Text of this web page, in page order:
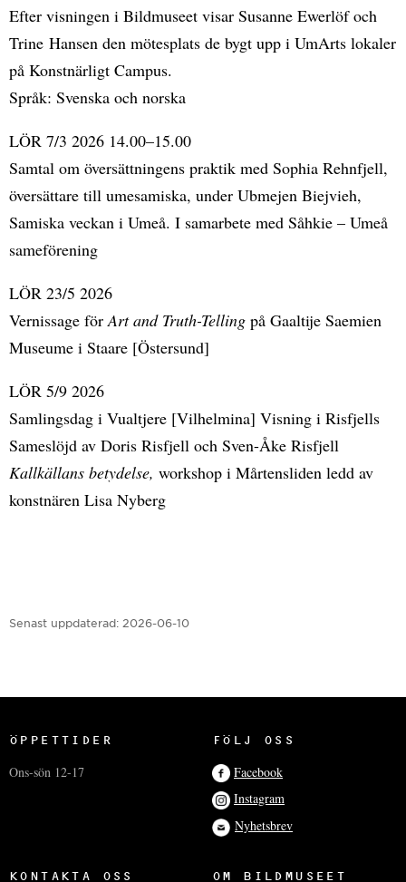
Efter visningen i Bildmuseet visar Susanne Ewerlöf och
Trine Hansen den mötesplats de bygt upp i UmArts lokaler
på Konstnärligt Campus.
Språk: Svenska och norska
LÖR 7/3 2026 14.00–15.00
Samtal om översättningens praktik med Sophia Rehnfjell,
översättare till umesamiska, under Ubmejen Biejvieh,
Samiska veckan i Umeå. I samarbete med Såhkie – Umeå
sameförening
LÖR 23/5 2026
Vernissage för Art and Truth-Telling på Gaaltije Saemien
Museume i Staare [Östersund]
LÖR 5/9 2026
Samlingsdag i Vualtjere [Vilhelmina] Visning i Risfjells
Sameslöjd av Doris Risfjell och Sven-Åke Risfjell
Kallkällans betydelse, workshop i Mårtensliden ledd av
konstnären Lisa Nyberg
Senast uppdaterad: 2026-06-10
ÖPPETTIDER
Ons-sön 12-17
FÖLJ OSS
Facebook
Instagram
Nyhetsbrev
KONTAKTA OSS OM BILDMUSEET